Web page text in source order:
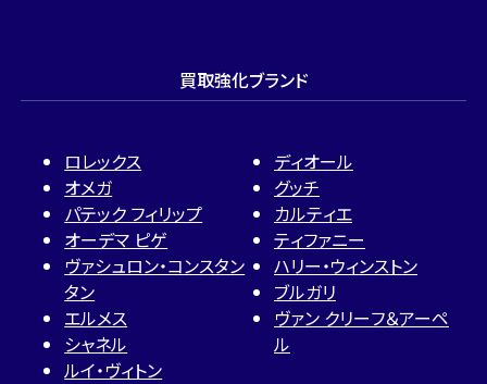
買取強化ブランド
ロレックス
オメガ
パテック フィリップ
オーデマ ピゲ
ヴァシュロン・コンスタン
タン
エルメス
シャネル
ルイ・ヴィトン
ディオール
グッチ
カルティエ
ティファニー
ハリー・ウィンストン
ブルガリ
ヴァン クリーフ＆アーペ
ル